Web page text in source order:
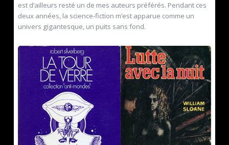
est d’ailleurs resté un de mes auteurs préférés. Pendant ces
deux années, la science-fiction m’est apparue comme un
univers gigantesque, un puits sans fond.